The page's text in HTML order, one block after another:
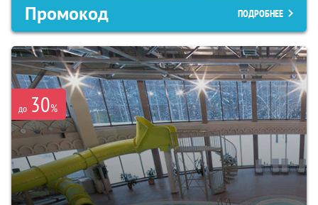
Промокод ПОДРОБНЕЕ
до 30%